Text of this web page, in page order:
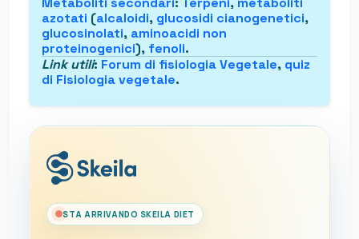
azotati (alcaloidi, glucosidi cianogenetici,
glucosinolati, aminoacidi non
proteinogenici), fenoli.
Link utili: Forum di fisiologia Vegetale, quiz
di Fisiologia vegetale.
STA ARRIVANDO SKEILA DIET